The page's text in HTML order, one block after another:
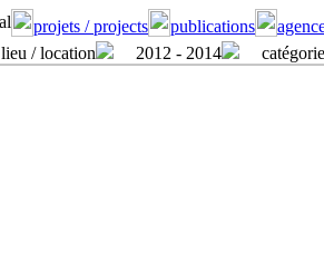
projets / projects publications
lieu / location 2012 - 2014